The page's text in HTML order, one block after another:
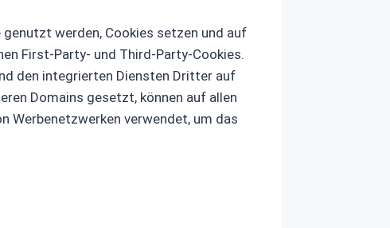
werden, Cookies setzen und auf
First-Party- und Third-Party-Cookies.
den integrierten Diensten Dritter auf
Domains gesetzt, können auf allen
Werbenetzwerken verwendet, um das